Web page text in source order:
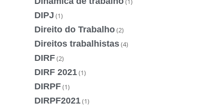
DIPJ (1)
Direito do Trabalho(2)
Direitos trabalhistas(4)
DIRF(2)
DIRF 2021(1)
DIRPF(1)
DIRPF2021(1)